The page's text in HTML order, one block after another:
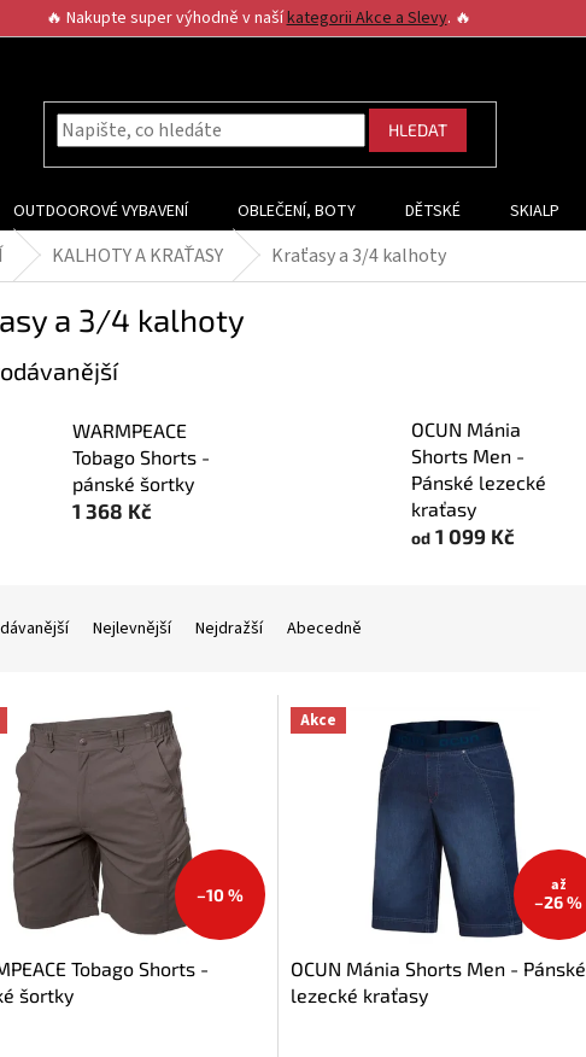
🔥 Nakupte super výhodně v našíkategorii Akce a Slevy. 🔥
HLEDAT
OUTDOOROVÉ VYBAVENÍ OBLEČENÍ, BOTY DĚTSKÉ SKIALP
KALHOTY A KRAŤASY Kraťasy a 3/4 kalhoty
a 3/4 kalhoty
WARMPEACE
Tobago Shorts -
pánské šortky
1 368 Kč
OCUN Mánia
Shorts Men -
Pánské lezecké
kraťasy
od1 099 Kč
Nejlevnější Nejdražší Abecedně
–10 %
Tobago Shorts -
šortky
Akce
až
–26 %
OCUN Mánia Shorts Men - Pánské
lezecké kraťasy